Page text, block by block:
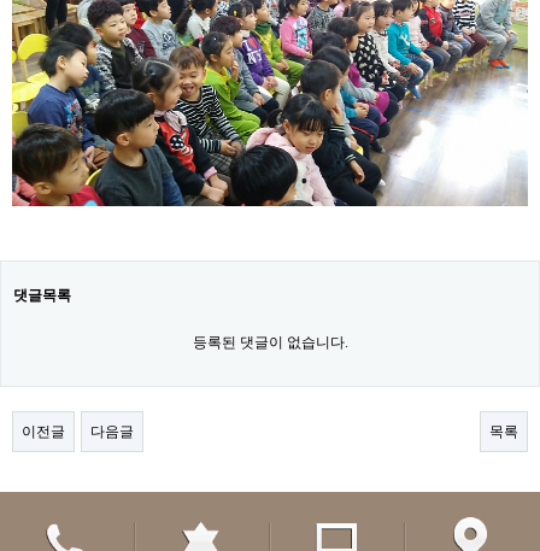
댓글목록
등록된 댓글이 없습니다.
이전글 다음글 목록